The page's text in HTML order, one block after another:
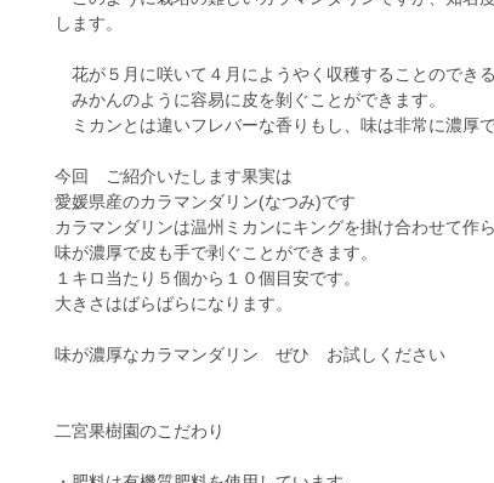
します。
花が５月に咲いて４月にようやく収穫することのでき
みかんのように容易に皮を剝ぐことができます。
ミカンとは違いフレバーな香りもし、味は非常に濃厚で
今回 ご紹介いたします果実は
愛媛県産のカラマンダリン(なつみ)です
カラマンダリンは温州ミカンにキングを掛け合わせて作
味が濃厚で皮も手で剥ぐことができます。
１キロ当たり５個から１０個目安です。
大きさはばらばらになります。
味が濃厚なカラマンダリン ぜひ お試しください
二宮果樹園のこだわり